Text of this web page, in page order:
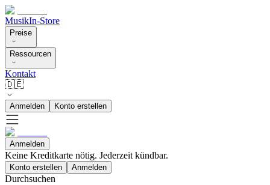
MusikIn-Store
Preise
Ressourcen
Kontakt
🇩🇪
Anmelden Konto erstellen
Anmelden
Keine Kreditkarte nötig. Jederzeit kündbar.
Konto erstellen Anmelden
Durchsuchen